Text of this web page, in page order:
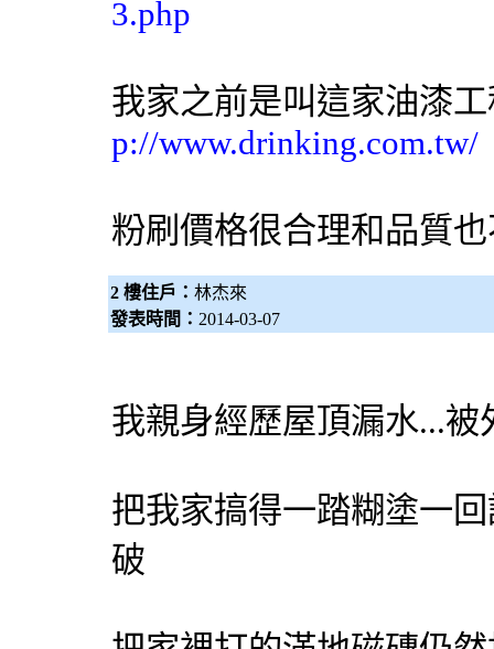
3.php
我家之前是叫這家油漆
p://www.drinking.com.tw/
粉刷價格很合理和品質
2 樓住戶： 林杰來
發表時間： 2014-03-07
我親身經歷屋頂漏水...被
把我家搞得一踏糊塗一
破